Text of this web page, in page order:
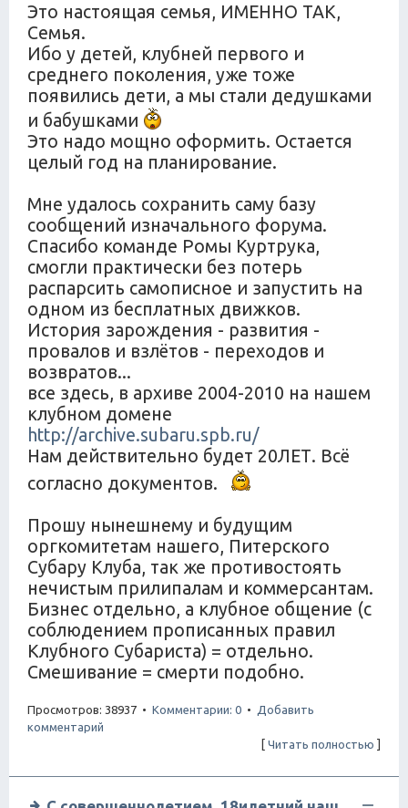
Это настоящая семья, ИМЕННО ТАК,
Семья.
Ибо у детей, клубней первого и
среднего поколения, уже тоже
появились дети, а мы стали дедушками
и бабушками
Это надо мощно оформить. Остается
целый год на планирование.
Мне удалось сохранить саму базу
сообщений изначального форума.
Спасибо команде Ромы Куртрука,
смогли практически без потерь
распарсить самописное и запустить на
одном из бесплатных движков.
История зарождения - развития -
провалов и взлётов - переходов и
возвратов...
все здесь, в архиве 2004-2010 на нашем
клубном домене
http://archive.subaru.spb.ru/
Нам действительно будет 20ЛЕТ. Всё
согласно документов.
Прошу нынешнему и будущим
оргкомитетам нашего, Питерского
Субару Клуба, так же противостоять
нечистым прилипалам и коммерсантам.
Бизнес отдельно, а клубное общение (с
соблюдением прописанных правил
Клубного Субариста) = отдельно.
Смешивание = смерти подобно.
Просмотров: 38937 • Комментарии: 0 •
Добавить
комментарий
[ Читать полностью ]